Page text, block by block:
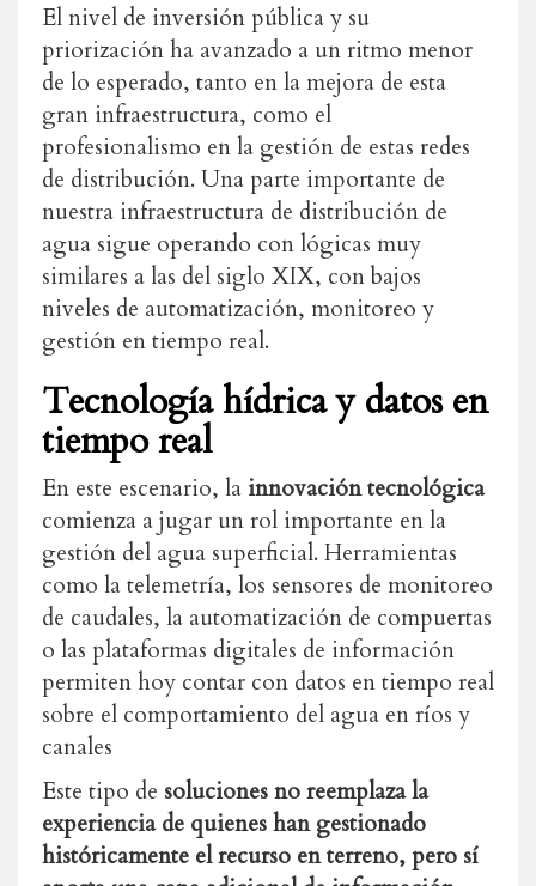
El nivel de inversión pública y su
priorización ha avanzado a un ritmo menor
de lo esperado, tanto en la mejora de esta
gran infraestructura, como el
profesionalismo en la gestión de estas redes
de distribución. Una parte importante de
nuestra infraestructura de distribución de
agua sigue operando con lógicas muy
similares a las del siglo XIX, con bajos
niveles de automatización, monitoreo y
gestión en tiempo real.
Tecnología hídrica y datos en
tiempo real
En este escenario, la innovación tecnológica
comienza a jugar un rol importante en la
gestión del agua superficial. Herramientas
como la telemetría, los sensores de monitoreo
de caudales, la automatización de compuertas
o las plataformas digitales de información
permiten hoy contar con datos en tiempo real
sobre el comportamiento del agua en ríos y
canales
Este tipo de soluciones no reemplaza la
experiencia de quienes han gestionado
históricamente el recurso en terreno, pero sí